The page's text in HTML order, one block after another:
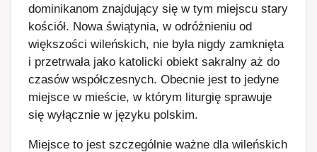
dominikanom znajdujący się w tym miejscu stary
kościół. Nowa świątynia, w odróżnieniu od
większości wileńskich, nie była nigdy zamknięta
i przetrwała jako katolicki obiekt sakralny aż do
czasów współczesnych. Obecnie jest to jedyne
miejsce w mieście, w którym liturgię sprawuje
się wyłącznie w języku polskim.
Miejsce to jest szczególnie ważne dla wileńskich